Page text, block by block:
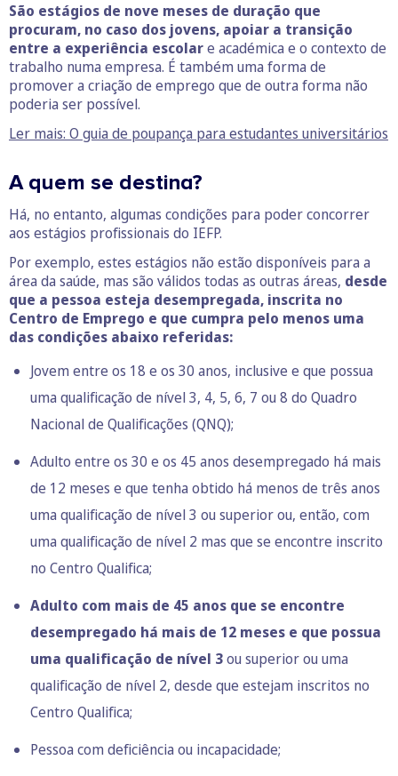
São estágios de nove meses de duração que
procuram, no caso dos jovens, apoiar a transição
entre a experiência escolare académica e o contexto de
trabalho numa empresa. É também uma forma de
promover a criação de emprego que de outra forma não
poderia ser possível.
Ler mais: O guia de poupança para estudantes universitários
A quem se destina?
Há, no entanto, algumas condições para poder concorrer
aos estágios profissionais do IEFP.
Por exemplo, estes estágios não estão disponíveis para a
área da saúde, mas são válidos todas as outras áreas, desde
que a pessoa esteja desempregada, inscrita no
Centro de Emprego e que cumpra pelo menos uma
das condições abaixo referidas:
Jovem entre os 18 e os 30 anos, inclusive e que possua
uma qualificação de nível 3, 4, 5, 6, 7 ou 8 do Quadro
Nacional de Qualificações (QNQ);
Adulto entre os 30 e os 45 anos desempregado há mais
de 12 meses e que tenha obtido há menos de três anos
uma qualificação de nível 3 ou superior ou, então, com
uma qualificação de nível 2 mas que se encontre inscrito
no Centro Qualifica;
Adulto com mais de 45 anos que se encontre
desempregado há mais de 12 meses e que possua
uma qualificação de nível 3ou superior ou uma
qualificação de nível 2, desde que estejam inscritos no
Centro Qualifica;
Pessoa com deficiência ou incapacidade;